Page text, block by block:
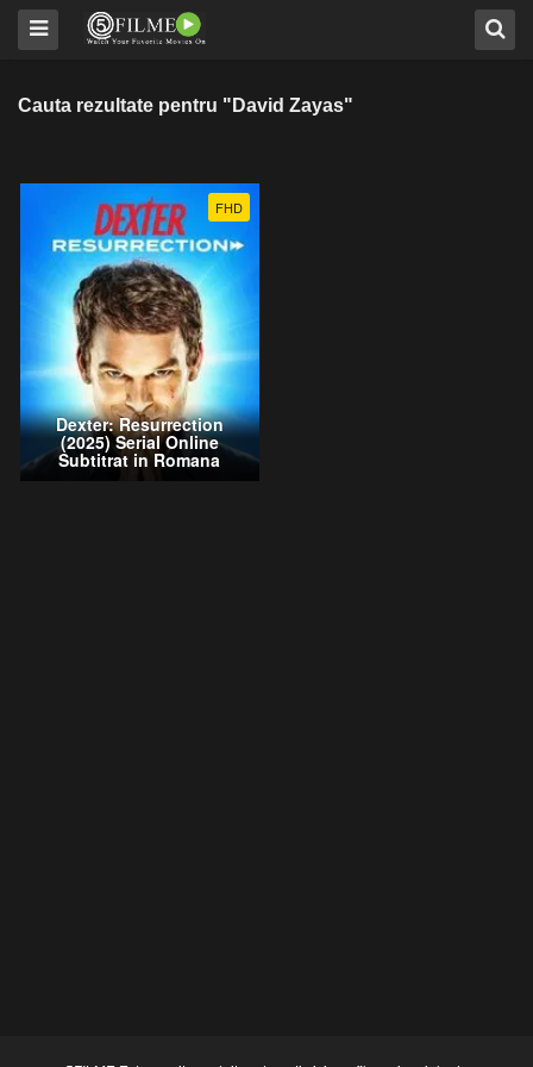
Cauta rezultate pentru "David Zayas"
FHD
Dexter: Resurrection
(2025) Serial Online
Subtitrat in Romana